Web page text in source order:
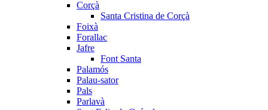
Corçà
Santa Cristina de Corçà
Foixà
Forallac
Jafre
Font Santa
Palamós
Palau-sator
Pals
Parlavà